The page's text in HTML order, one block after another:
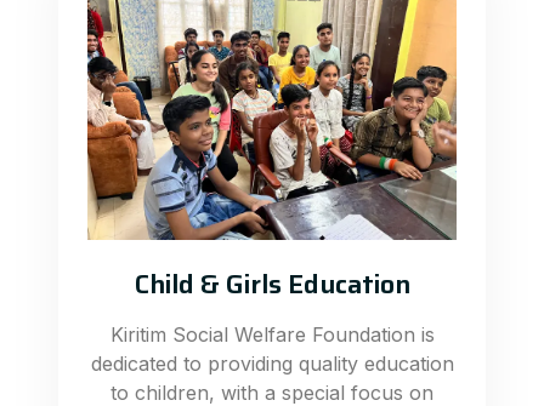
Child & Girls Education
Kiritim Social Welfare Foundation is
dedicated to providing quality education
to children, with a special focus on